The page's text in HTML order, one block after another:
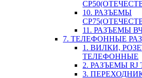
10. РАЗЪЕМЫ
11. РАЗЪЕМЫ
7. ТЕЛЕФОННЫЕ
1. ВИЛКИ,
ТЕЛЕФОННЫЕ
2. РАЗЪЕМЫ
3.